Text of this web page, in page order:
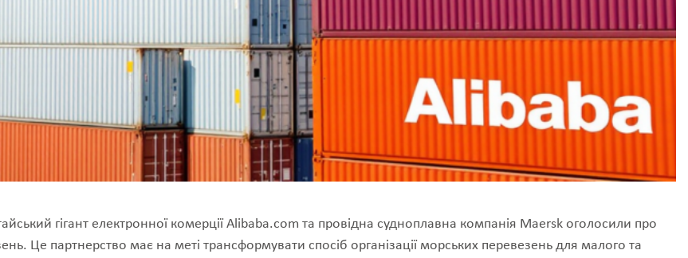
гігант електронної комерції Alibaba.com та провідна судноплавна компанія Maersk оголосили про
Це партнерство має на меті трансформувати спосіб організації морських перевезень для малого та